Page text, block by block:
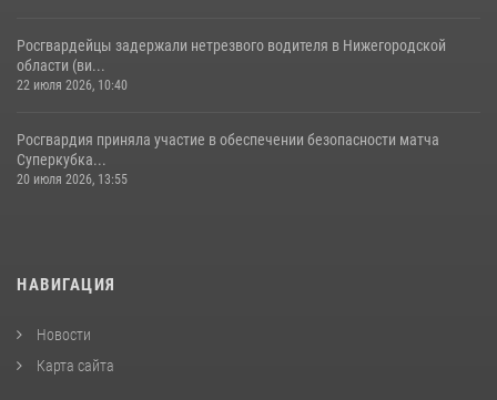
Росгвардейцы задержали нетрезвого водителя в Нижегородской
области (ви...
22 июля 2026, 10:40
Росгвардия приняла участие в обеспечении безопасности матча
Суперкубка...
20 июля 2026, 13:55
НАВИГАЦИЯ
Новости
Карта сайта